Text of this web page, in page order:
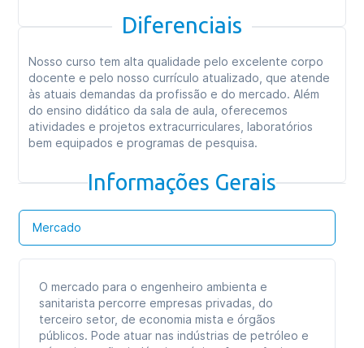
Diferenciais
Nosso curso tem alta qualidade pelo excelente corpo
docente e pelo nosso currículo atualizado, que atende
às atuais demandas da profissão e do mercado. Além
do ensino didático da sala de aula, oferecemos
atividades e projetos extracurriculares, laboratórios
bem equipados e programas de pesquisa.
Informações Gerais
Mercado
O mercado para o engenheiro ambienta e
sanitarista percorre empresas privadas, do
terceiro setor, de economia mista e órgãos
públicos. Pode atuar nas indústrias de petróleo e